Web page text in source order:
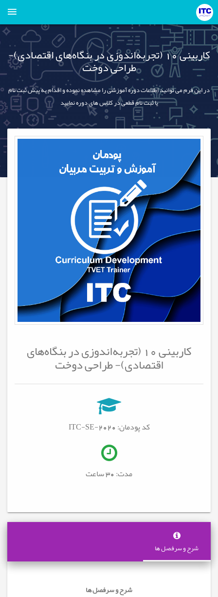
کاربینی 10 (تجربه‌اندوزی در بنگاه‌های اقتصادی)-
طراحی دوخت
در این فرم می توانید اطلاعات دوره آموزشی را مشاهده نموده و اقدام به پیش ثبت نام
یا ثبت نام قطعی در کلاس های دوره نمایید
کاربینی 10 (تجربه‌اندوزی در بنگاه‌های
اقتصادی)- طراحی دوخت
کد پودمان: ITC-SE-2020
مدت: 30 ساعت
شرح و سرفصل ها
شرح و سرفصل ها